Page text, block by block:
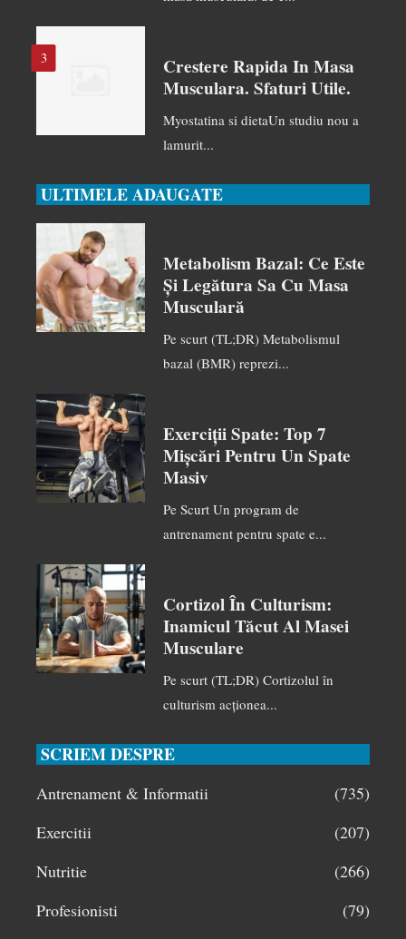
3
Crestere Rapida In Masa
Musculara. Sfaturi Utile.
Myostatina si dietaUn studiu nou a
lamurit...
ULTIMELE ADAUGATE
Metabolism Bazal: Ce Este
Și Legătura Sa Cu Masa
Musculară
Pe scurt (TL;DR) Metabolismul
bazal (BMR) reprezi...
Exerciții Spate: Top 7
Mișcări Pentru Un Spate
Masiv
Pe Scurt Un program de
antrenament pentru spate e...
Cortizol În Culturism:
Inamicul Tăcut Al Masei
Musculare
Pe scurt (TL;DR) Cortizolul în
culturism acționea...
SCRIEM DESPRE
Antrenament & Informatii
(735)
Exercitii
(207)
Nutritie
(266)
Profesionisti
(79)